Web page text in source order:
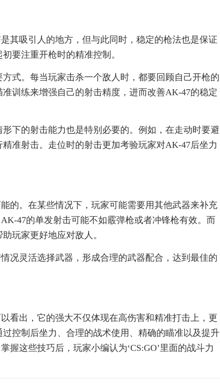
其吸引人的地方，但与此同时，稳定的枪法也是保证
要注重开枪时的精准控制。
式。每当玩家击杀一个敌人时，都要回顾自己开枪的
训练来增强自己的射击精度，进而改善AK-47的稳定
下的射击能力也是特别必要的。例如，在走动时要避
准射击。走位时的射击更加考验玩家对AK-47后坐力
的。在某些情况下，玩家可能需要用其他武器来补充
47的单发射击可能不如霰弹枪或者冲锋枪有效。而
玩家更好地应对敌人。
况灵活选择武器，形成合理的武器配合，达到最佳的
看出，它的强大不仅体现在高伤害和精准打击上，更
控制后坐力、合理的战术使用、精确的瞄准以及提升
握这些技巧后，玩家小编认为‘CS:GO’里面的战斗力